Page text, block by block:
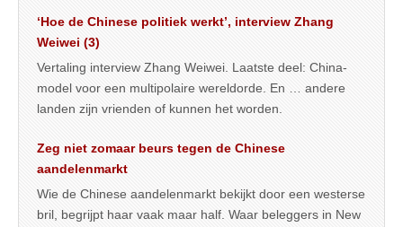
‘Hoe de Chinese politiek werkt’, interview Zhang
Weiwei (3)
Vertaling interview Zhang Weiwei. Laatste deel: China-
model voor een multipolaire wereldorde. En … andere
landen zijn vrienden of kunnen het worden.
Zeg niet zomaar beurs tegen de Chinese
aandelenmarkt
Wie de Chinese aandelenmarkt bekijkt door een westerse
bril, begrijpt haar vaak maar half. Waar beleggers in New